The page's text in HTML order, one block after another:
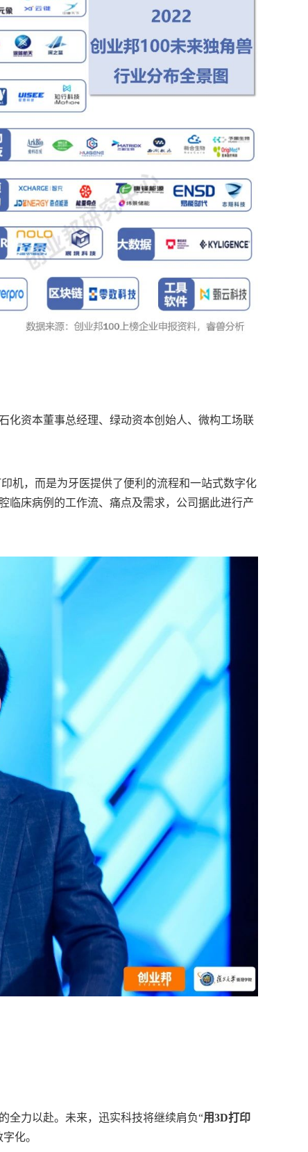
化资本董事总经理、绿动资本创始人、微构工场联
机，而是为牙医提供了便利的流程和一站式数字化
临床病例的工作流、痛点及需求，公司据此进行产
全力以赴。未来，迅实科技将继续肩负“用3D打印
化。